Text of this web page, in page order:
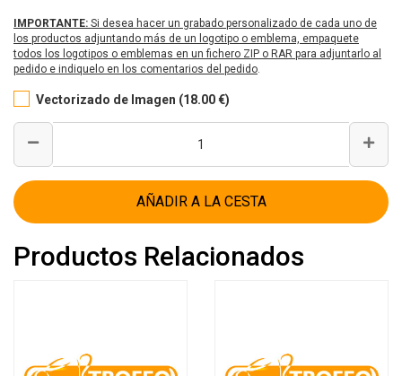
IMPORTANTE: Si desea hacer un grabado personalizado de cada uno de
los productos adjuntando más de un logotipo o emblema, empaquete
todos los logotipos o emblemas en un fichero ZIP o RAR para adjuntarlo al
pedido e indiquelo en los comentarios del pedido.
Vectorizado de Imagen (18.00 €)
AÑADIR A LA CESTA
Productos Relacionados